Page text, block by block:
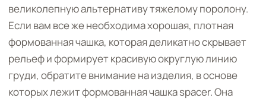
великолепную альтернативу тяжелому поролону.
Если вам все же необходима хорошая, плотная
формованная чашка, которая деликатно скрывает
рельеф и формирует красивую округлую линию
груди, обратите внимание на изделия, в основе
которых лежит формованная чашка spacer. Она